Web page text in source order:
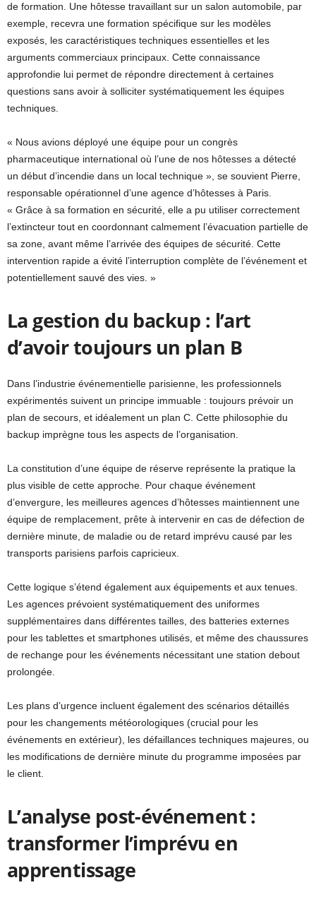
de formation. Une hôtesse travaillant sur un salon automobile, par
exemple, recevra une formation spécifique sur les modèles
exposés, les caractéristiques techniques essentielles et les
arguments commerciaux principaux. Cette connaissance
approfondie lui permet de répondre directement à certaines
questions sans avoir à solliciter systématiquement les équipes
techniques.
« Nous avions déployé une équipe pour un congrès
pharmaceutique international où l’une de nos hôtesses a détecté
un début d’incendie dans un local technique », se souvient Pierre,
responsable opérationnel d’une agence d’hôtesses à Paris.
« Grâce à sa formation en sécurité, elle a pu utiliser correctement
l’extincteur tout en coordonnant calmement l’évacuation partielle de
sa zone, avant même l’arrivée des équipes de sécurité. Cette
intervention rapide a évité l’interruption complète de l’événement et
potentiellement sauvé des vies. »
La gestion du backup : l’art
d’avoir toujours un plan B
Dans l’industrie événementielle parisienne, les professionnels
expérimentés suivent un principe immuable : toujours prévoir un
plan de secours, et idéalement un plan C. Cette philosophie du
backup imprègne tous les aspects de l’organisation.
La constitution d’une équipe de réserve représente la pratique la
plus visible de cette approche. Pour chaque événement
d’envergure, les meilleures agences d’hôtesses maintiennent une
équipe de remplacement, prête à intervenir en cas de défection de
dernière minute, de maladie ou de retard imprévu causé par les
transports parisiens parfois capricieux.
Cette logique s’étend également aux équipements et aux tenues.
Les agences prévoient systématiquement des uniformes
supplémentaires dans différentes tailles, des batteries externes
pour les tablettes et smartphones utilisés, et même des chaussures
de rechange pour les événements nécessitant une station debout
prolongée.
Les plans d’urgence incluent également des scénarios détaillés
pour les changements météorologiques (crucial pour les
événements en extérieur), les défaillances techniques majeures, ou
les modifications de dernière minute du programme imposées par
le client.
L’analyse post-événement :
transformer l’imprévu en
apprentissage